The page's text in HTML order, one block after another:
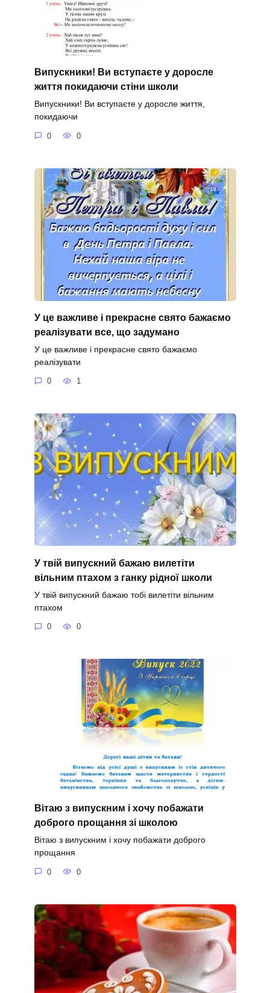
Випускники! Ви вступаєте у доросле
життя покидаючи стіни школи
Випускники! Ви вступаєте у доросле життя,
покидаючи
0 0
У це важливе і прекрасне свято бажаємо
реалізувати все, що задумано
У це важливе і прекрасне свято бажаємо
реалізувати
0 1
У твій випускний бажаю вилетіти
вільним птахом з ганку рідної школи
У твій випускний бажаю тобі вилетіти вільним
птахом
0 0
Вітаю з випускним і хочу побажати
доброго прощання зі школою
Вітаю з випускним і хочу побажати доброго
прощання
0 0